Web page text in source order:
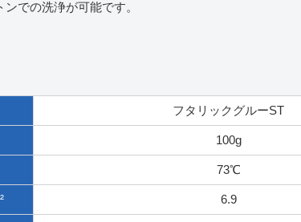
での洗浄が可能です。
フタリックグルーST
100g
73℃
6.9